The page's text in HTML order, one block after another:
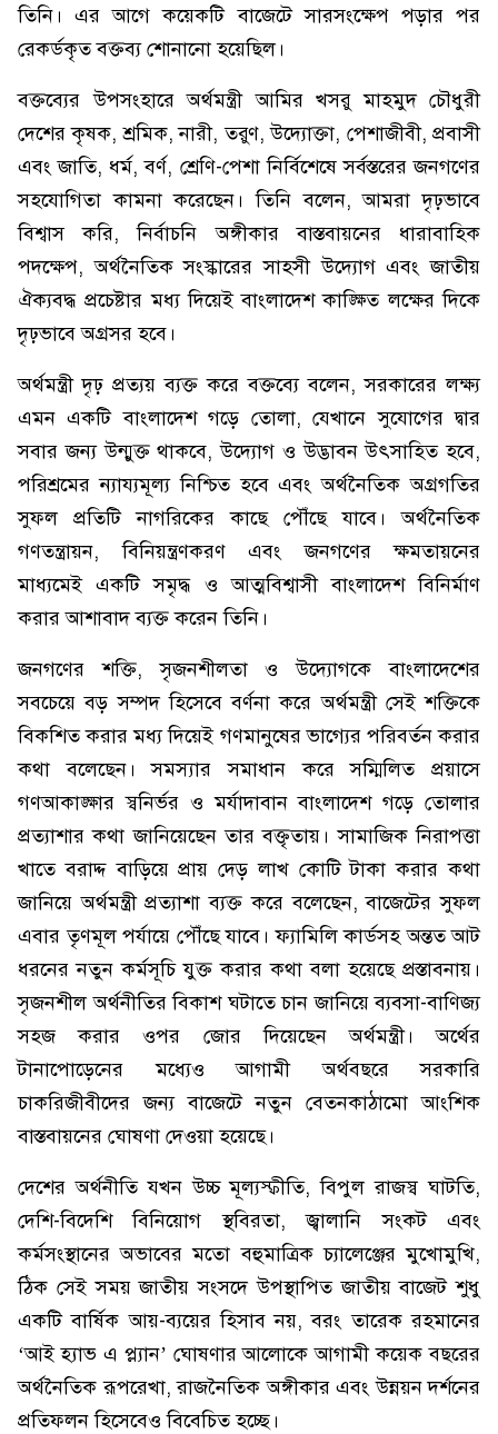
তিনি। এর আগে কয়েকটি বাজেটে সারসংক্ষেপ পড়ার পর
রেকর্ডকৃত বক্তব্য শোনানো হয়েছিল।
বক্তব্যের উপসংহারে অর্থমন্ত্রী আমির খসরু মাহমুদ চৌধুরী
দেশের কৃষক, শ্রমিক, নারী, তরুণ, উদ্যোক্তা, পেশাজীবী, প্রবাসী
এবং জাতি, ধর্ম, বর্ণ, শ্রেণি-পেশা নির্বিশেষে সর্বস্তরের জনগণের
সহযোগিতা কামনা করেছেন। তিনি বলেন, আমরা দৃঢ়ভাবে
বিশ্বাস করি, নির্বাচনি অঙ্গীকার বাস্তবায়নের ধারাবাহিক
পদক্ষেপ, অর্থনৈতিক সংস্কারের সাহসী উদ্যোগ এবং জাতীয়
ঐক্যবদ্ধ প্রচেষ্টার মধ্য দিয়েই বাংলাদেশ কাঙ্ক্ষিত লক্ষের দিকে
দৃঢ়ভাবে অগ্রসর হবে।
অর্থমন্ত্রী দৃঢ় প্রত্যয় ব্যক্ত করে বক্তব্যে বলেন, সরকারের লক্ষ্য
এমন একটি বাংলাদেশ গড়ে তোলা, যেখানে সুযোগের দ্বার
সবার জন্য উন্মুক্ত থাকবে, উদ্যোগ ও উদ্ভাবন উৎসাহিত হবে,
পরিশ্রমের ন্যায্যমূল্য নিশ্চিত হবে এবং অর্থনৈতিক অগ্রগতির
সুফল প্রতিটি নাগরিকের কাছে পৌঁছে যাবে। অর্থনৈতিক
গণতন্ত্রায়ন, বিনিয়ন্ত্রণকরণ এবং জনগণের ক্ষমতায়নের
মাধ্যমেই একটি সমৃদ্ধ ও আত্মবিশ্বাসী বাংলাদেশ বিনির্মাণ
করার আশাবাদ ব্যক্ত করেন তিনি।
জনগণের শক্তি, সৃজনশীলতা ও উদ্যোগকে বাংলাদেশের
সবচেয়ে বড় সম্পদ হিসেবে বর্ণনা করে অর্থমন্ত্রী সেই শক্তিকে
বিকশিত করার মধ্য দিয়েই গণমানুষের ভাগ্যের পরিবর্তন করার
কথা বলেছেন। সমস্যার সমাধান করে সম্মিলিত প্রয়াসে
গণআকাঙ্ক্ষার স্বনির্ভর ও মর্যাদাবান বাংলাদেশ গড়ে তোলার
প্রত্যাশার কথা জানিয়েছেন তার বক্তৃতায়। সামাজিক নিরাপত্তা
খাতে বরাদ্দ বাড়িয়ে প্রায় দেড় লাখ কোটি টাকা করার কথা
জানিয়ে অর্থমন্ত্রী প্রত্যাশা ব্যক্ত করে বলেছেন, বাজেটের সুফল
এবার তৃণমূল পর্যায়ে পৌঁছে যাবে। ফ্যামিলি কার্ডসহ অন্তত আট
ধরনের নতুন কর্মসূচি যুক্ত করার কথা বলা হয়েছে প্রস্তাবনায়।
সৃজনশীল অর্থনীতির বিকাশ ঘটাতে চান জানিয়ে ব্যবসা-বাণিজ্য
সহজ করার ওপর জোর দিয়েছেন অর্থমন্ত্রী। অর্থের
টানাপোড়েনের মধ্যেও আগামী অর্থবছরে সরকারি
চাকরিজীবীদের জন্য বাজেটে নতুন বেতনকাঠামো আংশিক
বাস্তবায়নের ঘোষণা দেওয়া হয়েছে।
দেশের অর্থনীতি যখন উচ্চ মূল্যস্ফীতি, বিপুল রাজস্ব ঘাটতি,
দেশি-বিদেশি বিনিয়োগ স্থবিরতা, জ্বালানি সংকট এবং
কর্মসংস্থানের অভাবের মতো বহুমাত্রিক চ্যালেঞ্জের মুখোমুখি,
ঠিক সেই সময় জাতীয় সংসদে উপস্থাপিত জাতীয় বাজেট শুধু
একটি বার্ষিক আয়-ব্যয়ের হিসাব নয়, বরং তারেক রহমানের
‘আই হ্যাভ এ প্ল্যান’ ঘোষণার আলোকে আগামী কয়েক বছরের
অর্থনৈতিক রূপরেখা, রাজনৈতিক অঙ্গীকার এবং উন্নয়ন দর্শনের
প্রতিফলন হিসেবেও বিবেচিত হচ্ছে।